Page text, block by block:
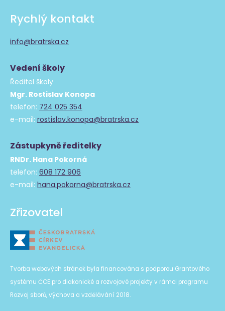
Rychlý kontakt
info@bratrska.cz
Vedení školy
Ředitel školy
Mgr. Rostislav Konopa
telefon: 724 025 354
e-mail: rostislav.konopa@bratrska.cz
Zástupkyně ředitelky
RNDr. Hana Pokorná
telefon: 608 172 906
e-mail: hana.pokorna@bratrska.cz
Zřizovatel
Tvorba webových stránek byla financována s podporou Grantového
systému ČCE pro diakonické a rozvojové projekty v rámci programu
Rozvoj sborů, výchova a vzdělávání 2018.